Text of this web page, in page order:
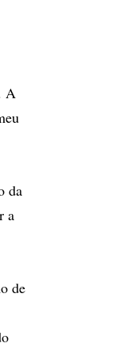
A
da
a
de